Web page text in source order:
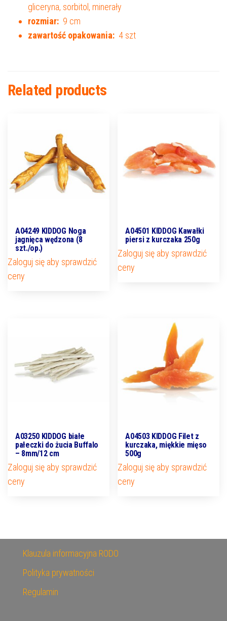
gliceryna, sorbitol, minerały
rozmiar: 9 cm
zawartość opakowania: 4 szt
Related products
A04249 KIDDOG Noga
jagnięca wędzona (8
szt./op.)
Zaloguj się aby sprawdzić
ceny
A04501 KIDDOG Kawałki
piersi z kurczaka 250g
Zaloguj się aby sprawdzić
ceny
A03250 KIDDOG białe
pałeczki do żucia Buffalo
– 8mm/12 cm
Zaloguj się aby sprawdzić
ceny
A04503 KIDDOG Filet z
kurczaka, miękkie mięso
500g
Zaloguj się aby sprawdzić
ceny
Klauzula informacyjna RODO
Polityka prywatności
Regulamin